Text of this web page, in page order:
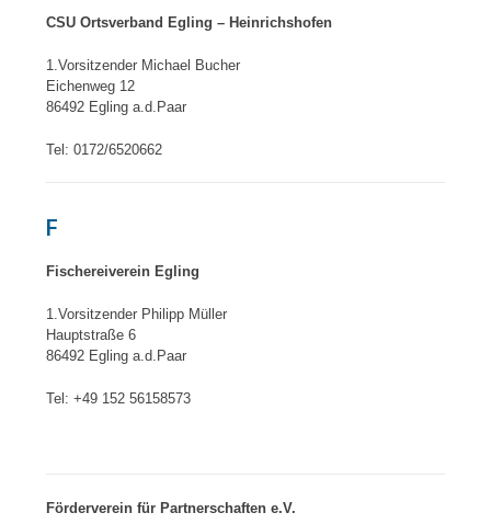
CSU Ortsverband Egling – Heinrichshofen
1.Vorsitzender Michael Bucher
Eichenweg 12
86492 Egling a.d.Paar
Tel: 0172/6520662
F
Fischereiverein Egling
1.Vorsitzender Philipp Müller
Hauptstraße 6
86492 Egling a.d.Paar
Tel: +49 152 56158573
Förderverein für Partnerschaften e.V.